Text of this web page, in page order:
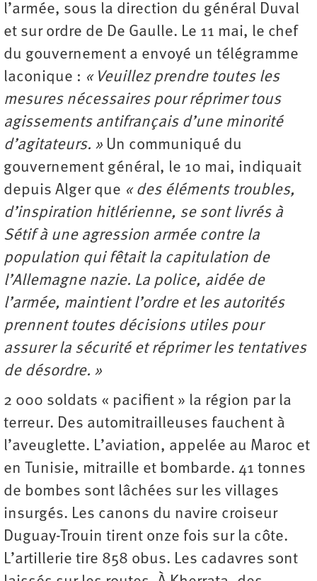
l’armée, sous la direction du général Duval
et sur ordre de De Gaulle. Le 11 mai, le chef
du gouvernement a envoyé un télégramme
laconique : « Veuillez prendre toutes les
mesures nécessaires pour réprimer tous
agissements antifrançais d’une minorité
d’agitateurs. » Un communiqué du
gouvernement général, le 10 mai, indiquait
depuis Alger que « des éléments troubles,
d’inspiration hitlérienne, se sont livrés à
Sétif à une agression armée contre la
population qui fêtait la capitulation de
l’Allemagne nazie. La police, aidée de
l’armée, maintient l’ordre et les autorités
prennent toutes décisions utiles pour
assurer la sécurité et réprimer les tentatives
de désordre. »
2 000 soldats « pacifient » la région par la
terreur. Des automitrailleuses fauchent à
l’aveuglette. L’aviation, appelée au Maroc et
en Tunisie, mitraille et bombarde. 41 tonnes
de bombes sont lâchées sur les villages
insurgés. Les canons du navire croiseur
Duguay-Trouin tirent onze fois sur la côte.
L’artillerie tire 858 obus. Les cadavres sont